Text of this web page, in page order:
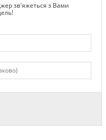
зв'яжеться з Вами